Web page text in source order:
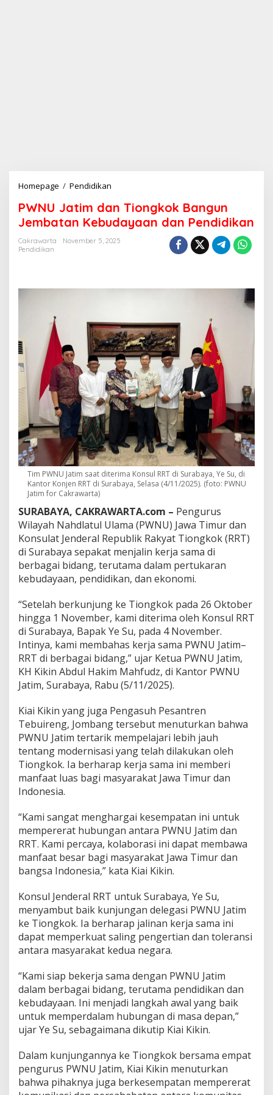
Homepage / Pendidikan
N
U
a
i
o
n
g
k
o
k
B
u
n
J
e
a
t
a
n
e
b
d
a
y
a
a
n
d
a
n
e
n
d
i
d
i
k
PWNU Jatim dan Tiongkok Bangun
Jembatan Kebudayaan dan Pendidikan
Cakrawarta
November 5, 2025
Pendidikan
Tim PWNU Jatim saat diterima Konsul RRT di Surabaya, Ye Su, di
Kantor Konjen RRT di Surabaya, Selasa (4/11/2025). (foto: PWNU
Jatim for Cakrawarta)
SURABAYA, CAKRAWARTA.com – Pengurus
Wilayah Nahdlatul Ulama (PWNU) Jawa Timur dan
Konsulat Jenderal Republik Rakyat Tiongkok (RRT)
di Surabaya sepakat menjalin kerja sama di
berbagai bidang, terutama dalam pertukaran
kebudayaan, pendidikan, dan ekonomi.
“Setelah berkunjung ke Tiongkok pada 26 Oktober
hingga 1 November, kami diterima oleh Konsul RRT
di Surabaya, Bapak Ye Su, pada 4 November.
Intinya, kami membahas kerja sama PWNU Jatim–
RRT di berbagai bidang,” ujar Ketua PWNU Jatim,
KH Kikin Abdul Hakim Mahfudz, di Kantor PWNU
Jatim, Surabaya, Rabu (5/11/2025).
Kiai Kikin yang juga Pengasuh Pesantren
Tebuireng, Jombang tersebut menuturkan bahwa
PWNU Jatim tertarik mempelajari lebih jauh
tentang modernisasi yang telah dilakukan oleh
Tiongkok. Ia berharap kerja sama ini memberi
manfaat luas bagi masyarakat Jawa Timur dan
Indonesia.
“Kami sangat menghargai kesempatan ini untuk
mempererat hubungan antara PWNU Jatim dan
RRT. Kami percaya, kolaborasi ini dapat membawa
manfaat besar bagi masyarakat Jawa Timur dan
bangsa Indonesia,” kata Kiai Kikin.
Konsul Jenderal RRT untuk Surabaya, Ye Su,
menyambut baik kunjungan delegasi PWNU Jatim
ke Tiongkok. Ia berharap jalinan kerja sama ini
dapat memperkuat saling pengertian dan toleransi
antara masyarakat kedua negara.
“Kami siap bekerja sama dengan PWNU Jatim
dalam berbagai bidang, terutama pendidikan dan
kebudayaan. Ini menjadi langkah awal yang baik
untuk memperdalam hubungan di masa depan,”
ujar Ye Su, sebagaimana dikutip Kiai Kikin.
Dalam kunjungannya ke Tiongkok bersama empat
pengurus PWNU Jatim, Kiai Kikin menuturkan
bahwa pihaknya juga berkesempatan mempererat